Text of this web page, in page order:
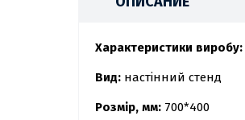
Характеристики виробу:
Вид: настінний стенд
Розмір, мм: 700*400